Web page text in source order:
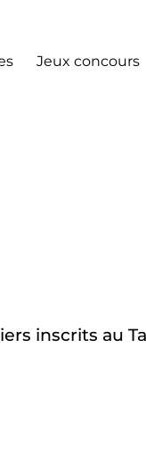
Jeux concours
inscrits au